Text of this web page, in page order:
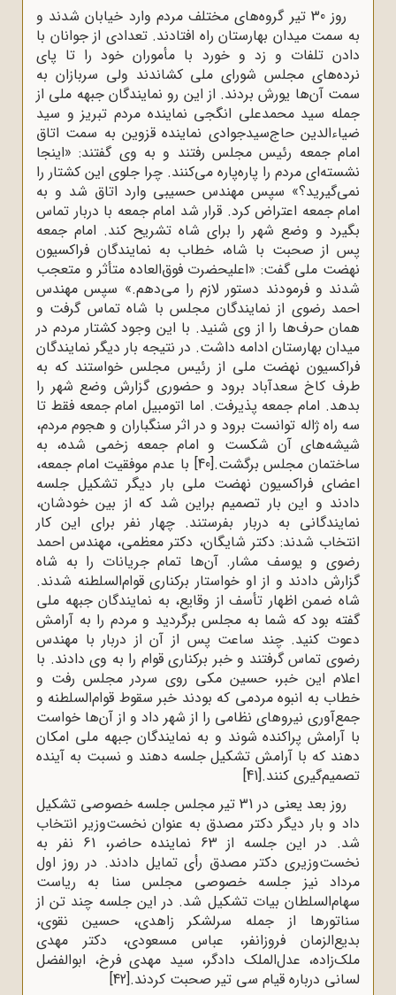
روز 30 تیر گروه‌های مختلف مردم وارد خیابان شدند و
به سمت میدان بهارستان راه افتادند. تعدادی از جوانان با
دادن تلفات و زد و خورد با مأموران خود را تا پای
نرده‌های مجلس شورای ملی کشاندند ولی سربازان به
سمت آن‌ها یورش بردند. از این رو نمایندگان جبهه ملی از
جمله سید محمدعلی انگجی نماینده مردم تبریز و سید
ضیاءالدین حاج‌سیدجوادی نماینده قزوین به سمت اتاق
امام جمعه رئیس مجلس رفتند و به وی گفتند: «اینجا
نشسته‌ای مردم را پاره‌پاره می‌کنند. چرا جلوی این کشتار را
نمی‌گیرید؟» سپس مهندس حسیبی وارد اتاق شد و به
امام جمعه اعتراض کرد. قرار شد امام جمعه با دربار تماس
بگیرد و وضع شهر را برای شاه تشریح کند. امام جمعه
پس از صحبت با شاه، خطاب به نمایندگان فراکسیون
نهضت ملی گفت: «اعلیحضرت فوق‌العاده متأثر و متعجب
شدند و فرمودند دستور لازم را می‌دهم.» سپس مهندس
احمد رضوی از نمایندگان مجلس با شاه تماس گرفت و
همان حرف‌ها را از وی شنید. با این وجود کشتار مردم در
میدان بهارستان ادامه داشت. در نتیجه بار دیگر نمایندگان
فراکسیون نهضت ملی از رئیس مجلس خواستند که به
طرف کاخ سعدآباد برود و حضوری گزارش وضع شهر را
بدهد. امام جمعه پذیرفت. اما اتومبیل امام جمعه فقط تا
سه راه ژاله توانست برود و در اثر سنگباران و هجوم مردم،
شیشه‌های آن شکست و امام جمعه زخمی شده، به
ساختمان مجلس برگشت.[40]
با عدم موفقیت امام جمعه،
اعضای فراکسیون نهضت ملی بار دیگر تشکیل جلسه
دادند و این بار تصمیم براین شد که از بین خودشان،
نمایندگانی به دربار بفرستند. چهار نفر برای این کار
انتخاب شدند: دکتر شایگان، دکتر معظمی، مهندس احمد
رضوی و یوسف مشار. آن‌ها تمام جریانات را به شاه
گزارش دادند و از او خواستار برکناری قوام‌السلطنه شدند.
شاه ضمن اظهار تأسف از وقایع، به نمایندگان جبهه ملی
گفته بود که شما به مجلس برگردید و مردم را به آرامش
دعوت کنید. چند ساعت پس از آن از دربار با مهندس
رضوی تماس گرفتند و خبر برکناری قوام را به وی دادند. با
اعلام این خبر، حسین مکی روی سردر مجلس رفت و
خطاب به انبوه مردمی که بودند خبر سقوط قوام‌السلطنه و
جمع‌آوری نیروهای نظامی را از شهر داد و از آن‌ها خواست
با آرامش پراکنده شوند و به نمایندگان جبهه ملی امکان
دهند که با آرامش تشکیل جلسه دهند و نسبت به آینده
تصمیم‌گیری کنند.[41]
روز بعد یعنی در 31 تیر مجلس جلسه خصوصی تشکیل
داد و بار دیگر دکتر مصدق به عنوان نخست‌وزیر انتخاب
شد. در این جلسه از 63 نماینده حاضر، 61 نفر به
نخست‌وزیری دکتر مصدق رأی تمایل دادند. در روز اول
مرداد نیز جلسه خصوصی مجلس سنا به ریاست
سهام‌السلطان بیات تشکیل شد. در این جلسه چند تن از
سناتورها از جمله سرلشکر زاهدی، حسین نقوی،
بدیع‌الزمان فروزانفر، عباس مسعودی، دکتر مهدی
ملک‌زاده، عدل‌الملک دادگر، سید مهدی فرخ، ابوالفضل
لسانی درباره قیام سی تیر صحبت کردند.[42]